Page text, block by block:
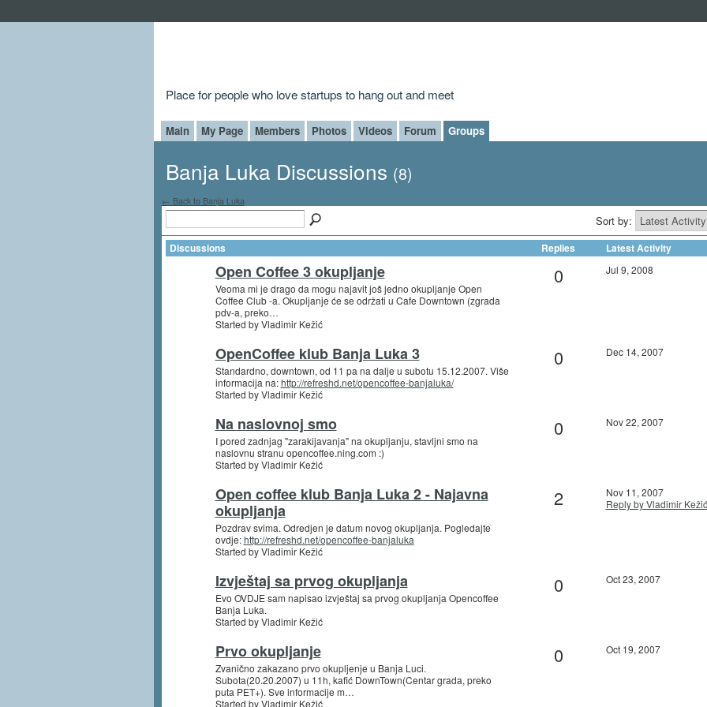
Place for people who love startups to hang out and meet
Main My Page Members Photos Videos Forum Groups
Banja Luka Discussions (8)
← Back to Banja Luka
Sort by:
Discussions Replies Latest Activity
Open Coffee 3 okupljanje
Veoma mi je drago da mogu najavit još jedno okupljanje Open
Coffee Club -a. Okupljanje će se održati u Cafe Downtown (zgrada
pdv-a, preko…
Started by Vladimir Kežić
0 Jul 9, 2008
OpenCoffee klub Banja Luka 3
Standardno, downtown, od 11 pa na dalje u subotu 15.12.2007. Više
informacija na:http://refreshd.net/opencoffee-banjaluka/
Started by Vladimir Kežić
0 Dec 14, 2007
Na naslovnoj smo
I pored zadnjag "zarakijavanja" na okupljanju, stavljni smo na
naslovnu stranu opencoffee.ning.com :)
Started by Vladimir Kežić
0 Nov 22, 2007
Open coffee klub Banja Luka 2 - Najavna
okupljanja
Pozdrav svima. Odredjen je datum novog okupljanja. Pogledajte
ovdje:http://refreshd.net/opencoffee-banjaluka
Started by Vladimir Kežić
2
Nov 11, 2007
Reply by Vladimir Kežić
Izvještaj sa prvog okupljanja
Evo OVDJE sam napisao izvještaj sa prvog okupljanja Opencoffee
Banja Luka.
Started by Vladimir Kežić
0 Oct 23, 2007
Prvo okupljanje
Zvanično zakazano prvo okupljenje u Banja Luci.
Subota(20.20.2007) u 11h, kafić DownTown(Centar grada, preko
puta PET+). Sve informacije m…
Started by Vladimir Kežić
0 Oct 19, 2007